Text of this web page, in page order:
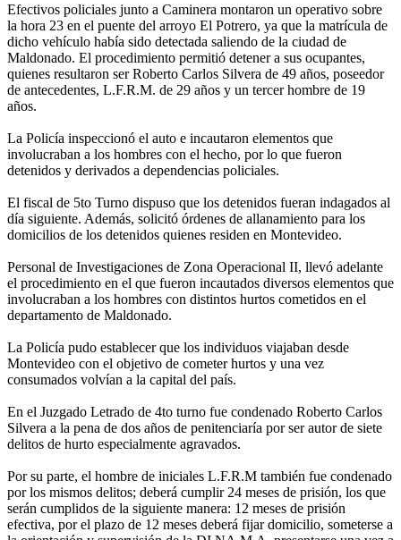
Efectivos policiales junto a Caminera montaron un operativo sobre
la hora 23 en el puente del arroyo El Potrero, ya que la matrícula de
dicho vehículo había sido detectada saliendo de la ciudad de
Maldonado. El procedimiento permitió detener a sus ocupantes,
quienes resultaron ser Roberto Carlos Silvera de 49 años, poseedor
de antecedentes, L.F.R.M. de 29 años y un tercer hombre de 19
años.
La Policía inspeccionó el auto e incautaron elementos que
involucraban a los hombres con el hecho, por lo que fueron
detenidos y derivados a dependencias policiales.
El fiscal de 5to Turno dispuso que los detenidos fueran indagados al
día siguiente. Además, solicitó órdenes de allanamiento para los
domicilios de los detenidos quienes residen en Montevideo.
Personal de Investigaciones de Zona Operacional II, llevó adelante
el procedimiento en el que fueron incautados diversos elementos que
involucraban a los hombres con distintos hurtos cometidos en el
departamento de Maldonado.
La Policía pudo establecer que los individuos viajaban desde
Montevideo con el objetivo de cometer hurtos y una vez
consumados volvían a la capital del país.
En el Juzgado Letrado de 4to turno fue condenado Roberto Carlos
Silvera a la pena de dos años de penitenciaría por ser autor de siete
delitos de hurto especialmente agravados.
Por su parte, el hombre de iniciales L.F.R.M también fue condenado
por los mismos delitos; deberá cumplir 24 meses de prisión, los que
serán cumplidos de la siguiente manera: 12 meses de prisión
efectiva, por el plazo de 12 meses deberá fijar domicilio, someterse a